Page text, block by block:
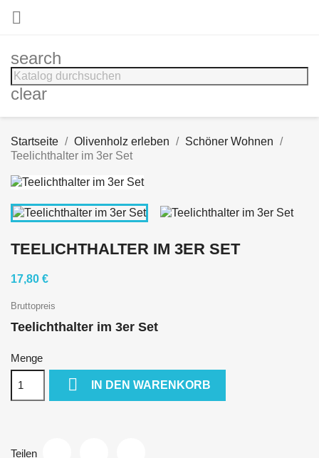

search
clear
Startseite Olivenholz erleben
Schöner Wohnen
Teelichthalter im 3er Set
TEELICHTHALTER IM 3ER SET
17,80 €
Bruttopreis
Teelichthalter im 3er Set
Menge
 IN DEN WARENKORB
Teilen